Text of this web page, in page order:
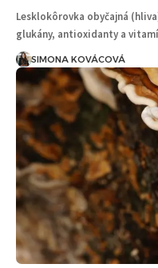
Lesklokôrovka obyčajná
glukány, antioxidanty a
SIMONA KOVÁCOVÁ